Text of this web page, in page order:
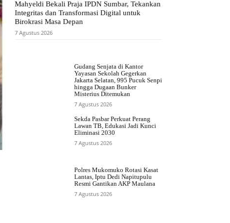
Mahyeldi Bekali Praja IPDN Sumbar, Tekankan
Integritas dan Transformasi Digital untuk
Birokrasi Masa Depan
7 Agustus 2026
Gudang Senjata di Kantor
Yayasan Sekolah Gegerkan
Jakarta Selatan, 995 Pucuk Senpi
hingga Dugaan Bunker
Misterius Ditemukan
7 Agustus 2026
Sekda Pasbar Perkuat Perang
Lawan TB, Edukasi Jadi Kunci
Eliminasi 2030
7 Agustus 2026
Polres Mukomuko Rotasi Kasat
Lantas, Iptu Dedi Napitupulu
Resmi Gantikan AKP Maulana
7 Agustus 2026